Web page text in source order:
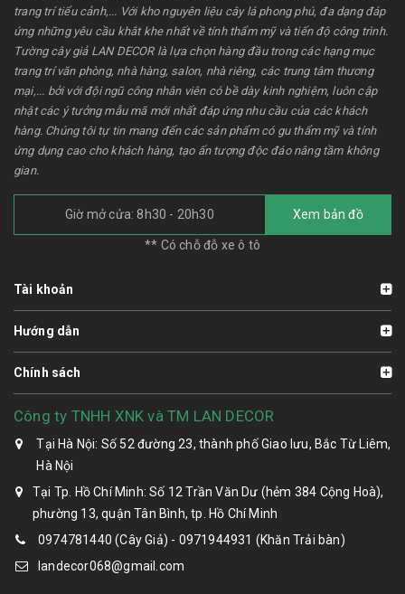
trang trí tiểu cảnh,... Với kho nguyên liệu cây lá phong phú, đa dạng đáp
ứng những yêu cầu khắt khe nhất về tính thẩm mỹ và tiến độ công trình.
Tường cây giả LAN DECOR là lựa chọn hàng đầu trong các hạng mục
trang trí văn phòng, nhà hàng, salon, nhà riêng, các trung tâm thương
mại,... bởi với đội ngũ công nhân viên có bề dày kinh nghiệm, luôn cập
nhật các ý tưởng mẫu mã mới nhất đáp ứng nhu cầu của các khách
hàng. Chúng tôi tự tin mang đến các sản phẩm có gu thẩm mỹ và tính
ứng dụng cao cho khách hàng, tạo ấn tượng độc đáo nâng tầm không
gian.
Giờ mở cửa: 8h30 - 20h30 Xem bản đồ
** Có chỗ đỗ xe ô tô
Tài khoản
Hướng dẫn
Chính sách
Công ty TNHH XNK và TM LAN DECOR
Tại Hà Nội: Số 52 đường 23, thành phố Giao lưu, Bắc Từ Liêm,
Hà Nội
Tại Tp. Hồ Chí Minh: Số 12 Trần Văn Dư (hẻm 384 Cộng Hoà),
phường 13, quận Tân Bình, tp. Hồ Chí Minh
0974781440 (Cây Giả) - 0971944931 (Khăn Trải bàn)
landecor068@gmail.com